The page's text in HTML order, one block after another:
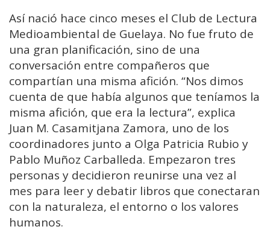
Así nació hace cinco meses el Club de Lectura
Medioambiental de Guelaya. No fue fruto de
una gran planificación, sino de una
conversación entre compañeros que
compartían una misma afición. “Nos dimos
cuenta de que había algunos que teníamos la
misma afición, que era la lectura”, explica
Juan M. Casamitjana Zamora, uno de los
coordinadores junto a Olga Patricia Rubio y
Pablo Muñoz Carballeda. Empezaron tres
personas y decidieron reunirse una vez al
mes para leer y debatir libros que conectaran
con la naturaleza, el entorno o los valores
humanos.